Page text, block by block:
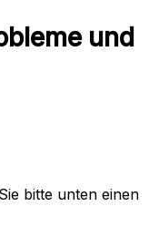
und
bitte unten einen